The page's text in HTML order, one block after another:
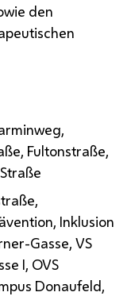
den
Fultonstraße,
Inklusion
Gasse,VS
I, OVS
Donaufeld,